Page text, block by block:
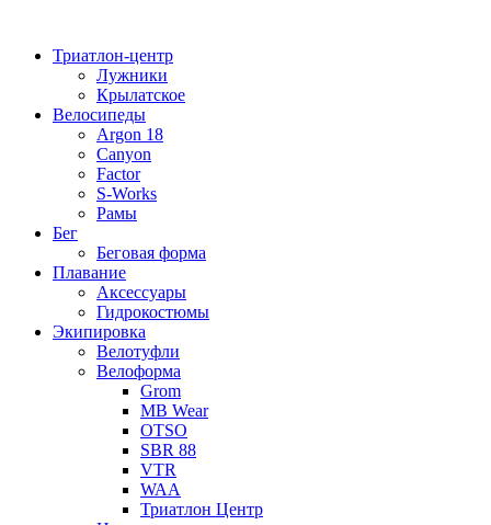
содержимому
Триатлон-центр
Лужники
Крылатское
Велосипеды
Argon 18
Canyon
Factor
S-Works
Рамы
Бег
Беговая форма
Плавание
Аксессуары
Гидрокостюмы
Экипировка
Велотуфли
Велоформа
Grom
MB Wear
OTSO
SBR 88
VTR
WAA
Триатлон Центр